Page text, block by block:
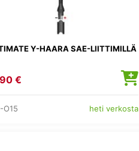
Y-HAARA SAE-LIITTIMILLÄ
€
O15 heti verkosta